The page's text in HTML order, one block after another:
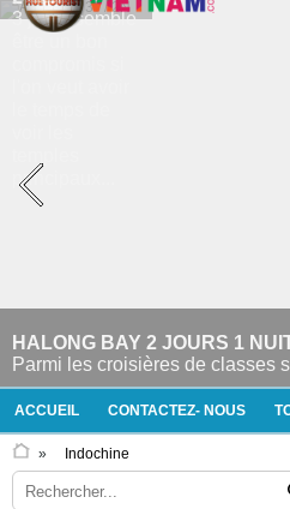
HALONG BAY 2 JOURS 1
Parmi les croisières de classes
ACCUEIL CONTACTEZ- NOUS
» Indochine